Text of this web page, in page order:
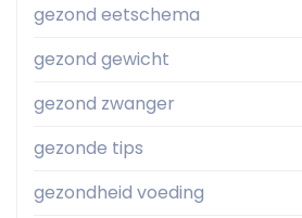
gezond eetschema
gezond gewicht
gezond zwanger
gezonde tips
gezondheid voeding